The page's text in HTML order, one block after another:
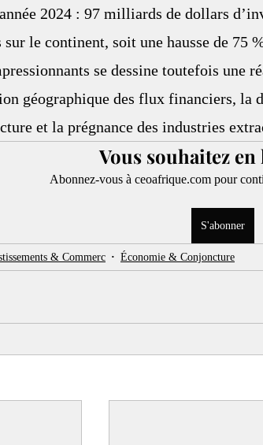
2024 : 97 milliards de dollars
sur le continent, soit une hausse de 75
se dessine toutefois une
géographique des flux financiers, la
et la prégnance des industries
Vous souhaitez
Abonnez-vous à ceoafrique.com pour
S'abonner
& Commerc Économie & Conjoncture